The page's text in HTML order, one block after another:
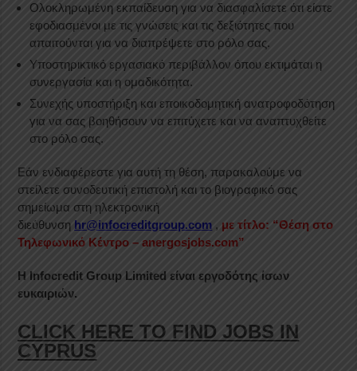
Ολοκληρωμένη εκπαίδευση για να διασφαλίσετε ότι είστε
εφοδιασμένοι με τις γνώσεις και τις δεξιότητες που
απαιτούνται για να διαπρέψετε στο ρόλο σας.
Υποστηρικτικό εργασιακό περιβάλλον όπου εκτιμάται η
συνεργασία και η ομαδικότητα.
Συνεχής υποστήριξη και εποικοδομητική ανατροφοδότηση
για να σας βοηθήσουν να επιτύχετε και να αναπτυχθείτε
στο ρόλο σας.
Εάν ενδιαφέρεστε για αυτή τη θέση, παρακαλούμε να
στείλετε συνοδευτική επιστολή και το βιογραφικό σας
σημείωμα στη ηλεκτρονική
διεύθυνση hr@infocreditgroup.com , με τίτλο: “Θέση στο
Τηλεφωνικό Κέντρο – anergosjobs.com”
Η Infocredit Group Limited είναι εργοδότης ίσων
ευκαιριών.
CLICK HERE TO FIND JOBS IN
CYPRUS